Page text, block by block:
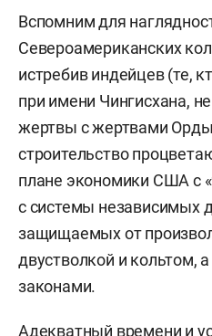
Вспомним для
Североамериканских
истребив индейцев (те,
при имени Чингисхана,
жертвы с жертвами
строительство
плане экономики США с
с системы независимых
защищаемых от
двустволкой и кольтом,
законами.
Адекватный времени и